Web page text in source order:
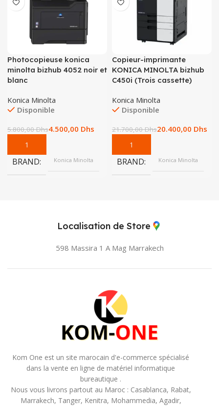
Photocopieuse konica
minolta bizhub 4052 noir et
blanc
Konica Minolta
Disponible
5.800,00Dhs4.500,00 Dhs
BRAND Konica Minolta
Copieur-imprimante
KONICA MINOLTA bizhub
C450i (Trois cassette)
Konica Minolta
Disponible
21.700,00Dhs20.400,00 Dhs
BRAND Konica Minolta
Localisation de Store
598 Massira 1 A Mag Marrakech
Kom One est un site marocain d'e-commerce spécialisé
dans la vente en ligne de matériel informatique
bureautique .
Nous vous livrons partout au Maroc : Casablanca, Rabat,
Marrakech, Tanger, Kenitra, Mohammedia, Agadir,